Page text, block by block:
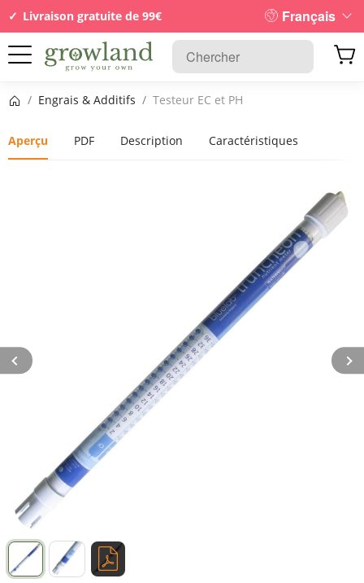
Livraison gratuite de 99€ Français
Page d’accueil
/ Engrais & Additifs / Testeur EC et PH
Aperçu PDF Description Caractéristiques